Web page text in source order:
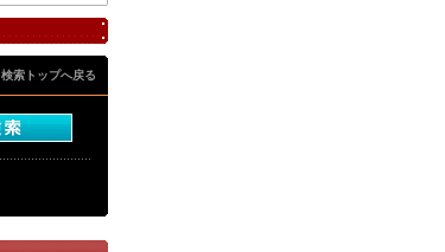
検索トップへ戻る